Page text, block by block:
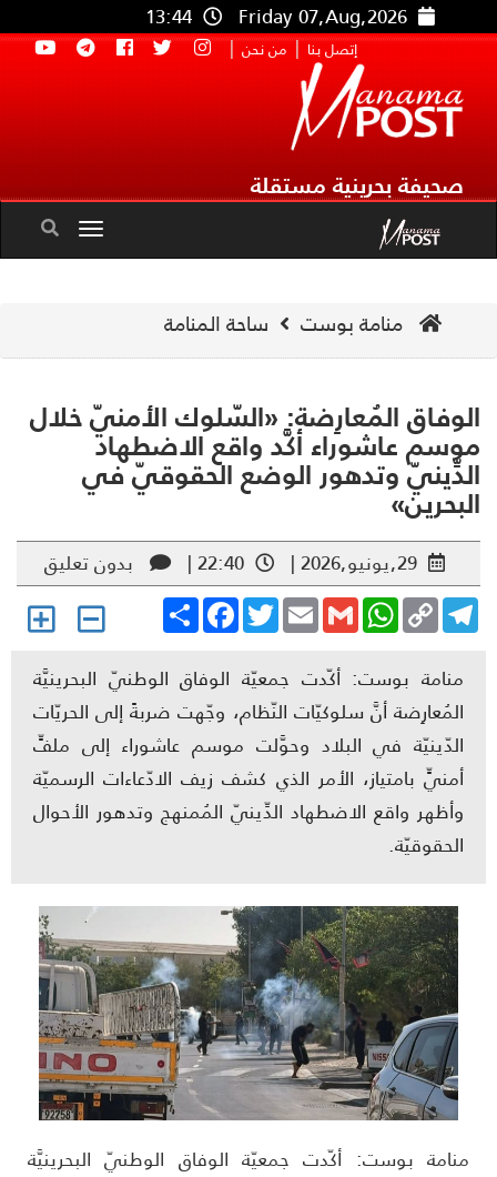
Friday 07,Aug,2026
13:44
إتصل بنا | من نحن |
صحيفة بحرينية مستقلة
Toggle
navigation
منامة بوست ساحة المنامة
المُعارِضة: «السّلوك الأمنيّ خلال
عاشوراء أكَّد واقع الاضطهاد
وتدهور الوضع الحقوقيّ في
29,يونيو,2026 | 22:40 |
بدون تعليق
Share
FacebookTwitterEmailGmail
WhatsAppCopy
Link
منامة بوست: أكّدت جمعيّة الوفاق الوطنيّ البحرينيَّة
المُعارِضة أنَّ سلوكيّات النّظام، وجّهت ضربةً إلى الحريّات
الدّينيّة في البلاد وحوَّلت موسم عاشوراء إلى ملفٍّ
أمنيٍّ بامتياز، الأمر الذي كشف زيف الادّعاءات الرسميّة
وأظهر واقع الاضطهاد الدِّينيّ المُمنهج وتدهور الأحوال
الحقوقيّة.
بوست: أكّدت جمعيّة الوفاق الوطنيّ البحرينيَّة